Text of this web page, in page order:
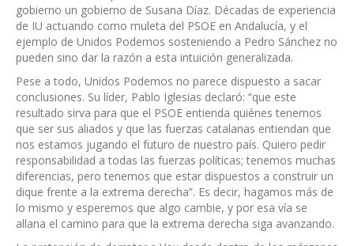
gobierno un gobierno de Susana Díaz. Décadas de experiencia
de IU actuando como muleta del PSOE en Andalucía, y el
ejemplo de Unidos Podemos sosteniendo a Pedro Sánchez no
pueden sino dar la razón a esta intuición generalizada.
Pese a todo, Unidos Podemos no parece dispuesto a sacar
conclusiones. Su líder, Pablo Iglesias declaró: “que este
resultado sirva para que el PSOE entienda quiénes tenemos
que ser sus aliados y que las fuerzas catalanas entiendan que
nos estamos jugando el futuro de nuestro país. Quiero pedir
responsabilidad a todas las fuerzas políticas; tenemos muchas
diferencias, pero tenemos que estar dispuestos a construir un
dique frente a la extrema derecha”. Es decir, hagamos más de
lo mismo y esperemos que algo cambie, y por esa vía se
allana el camino para que la extrema derecha siga avanzando.